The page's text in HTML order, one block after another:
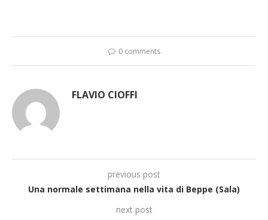
0 comments
FLAVIO CIOFFI
previous post
Una normale settimana nella vita di Beppe (Sala)
next post